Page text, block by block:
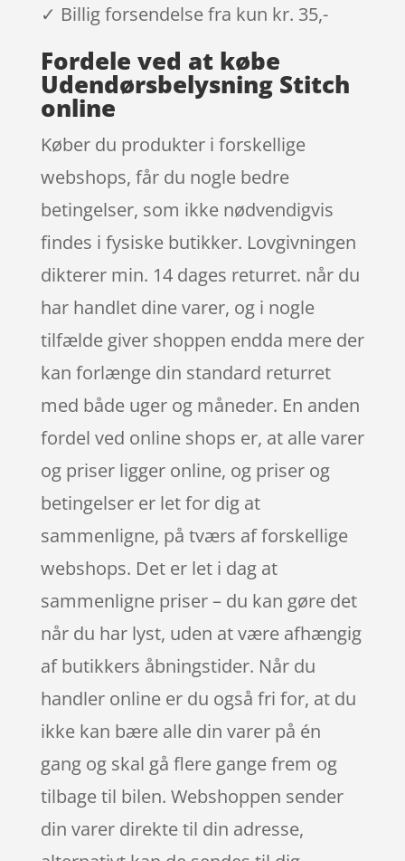
✓ Billig forsendelse fra kun kr. 35,-
Fordele ved at købe
Udendørsbelysning Stitch
online
Køber du produkter i forskellige
webshops, får du nogle bedre
betingelser, som ikke nødvendigvis
findes i fysiske butikker. Lovgivningen
dikterer min. 14 dages returret. når du
har handlet dine varer, og i nogle
tilfælde giver shoppen endda mere der
kan forlænge din standard returret
med både uger og måneder. En anden
fordel ved online shops er, at alle varer
og priser ligger online, og priser og
betingelser er let for dig at
sammenligne, på tværs af forskellige
webshops. Det er let i dag at
sammenligne priser – du kan gøre det
når du har lyst, uden at være afhængig
af butikkers åbningstider. Når du
handler online er du også fri for, at du
ikke kan bære alle din varer på én
gang og skal gå flere gange frem og
tilbage til bilen. Webshoppen sender
din varer direkte til din adresse,